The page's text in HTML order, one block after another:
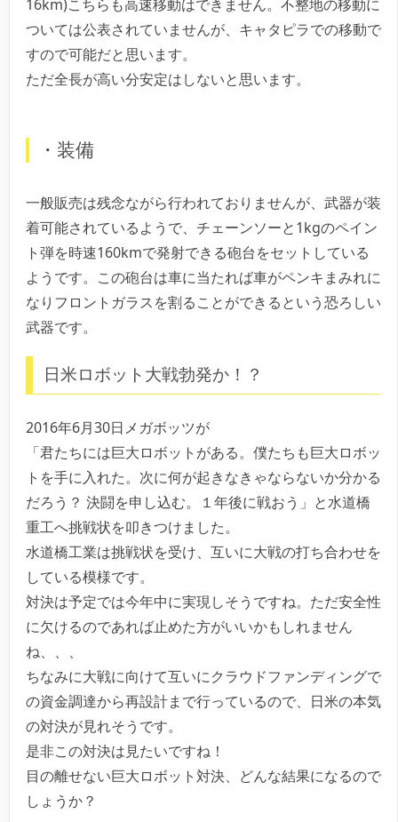
16km)こちらも高速移動はできません。不整地の移動に
ついては公表されていませんが、キャタピラでの移動で
すので可能だと思います。
ただ全長が高い分安定はしないと思います。
・装備
一般販売は残念ながら行われておりませんが、武器が装
着可能されているようで、チェーンソーと1kgのペイン
ト弾を時速160kmで発射できる砲台をセットしている
ようです。この砲台は車に当たれば車がペンキまみれに
なりフロントガラスを割ることができるという恐ろしい
武器です。
日米ロボット大戦勃発か！？
2016年6月30日メガボッツが
「君たちには巨大ロボットがある。僕たちも巨大ロボッ
トを手に入れた。次に何が起きなきゃならないか分かる
だろう？ 決闘を申し込む。１年後に戦おう」と水道橋
重工へ挑戦状を叩きつけました。
水道橋工業は挑戦状を受け、互いに大戦の打ち合わせを
している模様です。
対決は予定では今年中に実現しそうですね。ただ安全性
に欠けるのであれば止めた方がいいかもしれません
ね、、、
ちなみに大戦に向けて互いにクラウドファンディングで
の資金調達から再設計まで行っているので、日米の本気
の対決が見れそうです。
是非この対決は見たいですね！
目の離せない巨大ロボット対決、どんな結果になるので
しょうか？